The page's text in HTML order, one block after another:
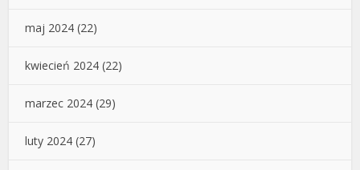
maj 2024 (22)
kwiecień 2024 (22)
marzec 2024 (29)
luty 2024 (27)